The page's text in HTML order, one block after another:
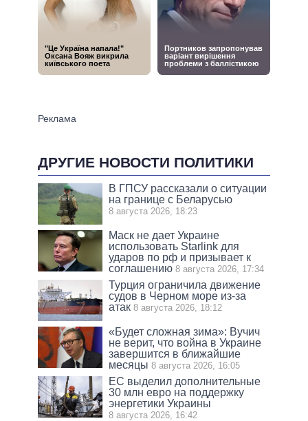
ДРУГИЕ НОВОСТИ ПОЛИТИКИ
В ГПСУ рассказали о ситуации
на границе с Беларусью
8 августа 2026, 18:23
Маск не дает Украине
использовать Starlink для
ударов по рф и призывает к
соглашению 8 августа 2026, 17:34
Турция ограничила движение
судов в Черном море из-за
атак 8 августа 2026, 18:12
«Будет сложная зима»: Вучич
не верит, что война в Украине
завершится в ближайшие
месяцы 8 августа 2026, 16:05
ЕС выделил дополнительные
30 млн евро на поддержку
энергетики Украины
8 августа 2026, 16:42